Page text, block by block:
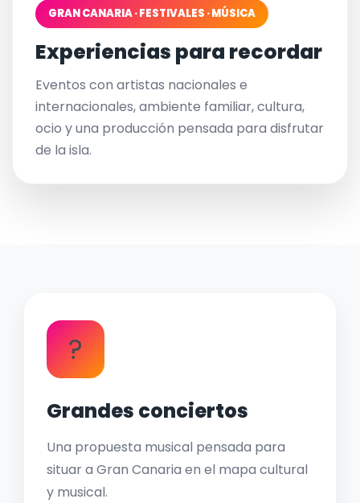
GRAN CANARIA · FESTIVALES · MÚSICA
Experiencias para recordar
Eventos con artistas nacionales e
internacionales, ambiente familiar, cultura,
ocio y una producción pensada para disfrutar
de la isla.
?
Grandes conciertos
Una propuesta musical pensada para
situar a Gran Canaria en el mapa cultural
y musical.